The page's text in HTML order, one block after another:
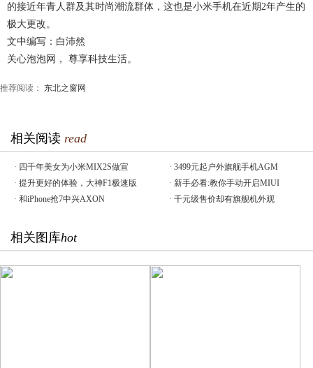
的接近年青人群及其时尚潮流群体，这也是小米手机在近期2年产生的
极大更改。
文中编写：白沛然
关心泡泡网， 尊享科技生活。
推荐阅读： 东北之窗网
相关阅读 read
· 四千年美女为小米MIX2S做宣 · 3499元起户外旗舰手机AGM
· 提升更好的体验，大神F1极速版 · 新手必看:教你手动开启MIUI
· 和iPhone抢7中兴AXON · 千元级售价却有旗舰机外观
相关图库hot